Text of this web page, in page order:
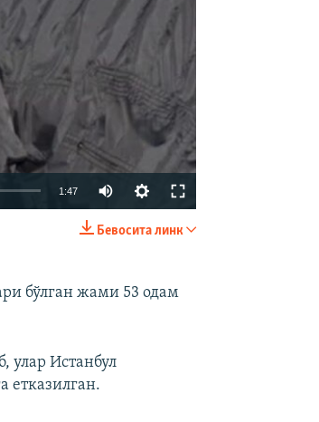
эмас
1:47
Бевосита линк
бўлган жами 53 одам
улар Истанбул
етказилган.